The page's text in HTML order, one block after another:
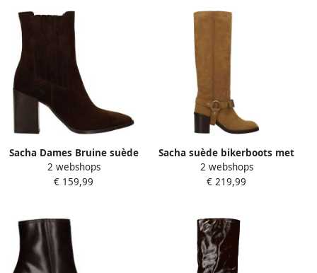
Sacha Dames Bruine suède
western enkellaarsjes
2 webshops
€ 159,99
Sacha suède bikerboots met
blokhak cognac
2 webshops
€ 219,99